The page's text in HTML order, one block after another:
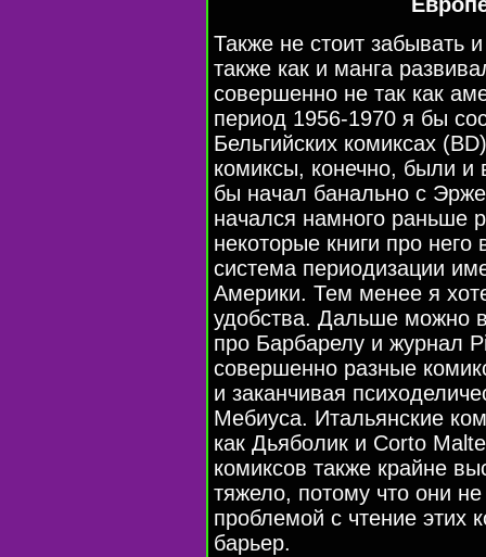
Также не стоит забывать
также как и манга
совершенно не так как
период 1956-1970 я бы
Бельгийских комиксах
комиксы, конечно, были и
бы начал банально с
начался намного раньше
некоторые книги про
система периодизации
Америки. Тем менее я
удобства. Дальше можно
про Барбарелу и журнал
совершенно разные
и заканчивая
Мебиуса. Итальянские
как Дьяболик и Corto
комиксов также крайне
тяжело, потому что они
проблемой с чтение этих
барьер.